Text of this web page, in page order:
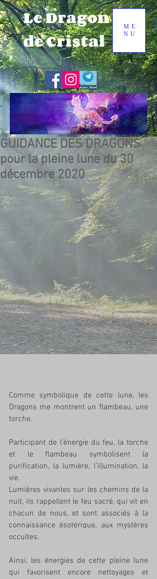
Le Dragon
de Cristal
ME
NU
GUIDANCE DES DRAGONS
pour la pleine lune du 30
décembre 2020
Comme symbolique de cette lune, les
Dragons me montrent un flambeau, une
torche.
Participant de l'énergie du feu, la torche
et le flambeau symbolisent la
purification, la lumière, l’illumination, la
vie.
Lumières vivantes sur les chemins de la
nuit, ils rappellent le feu sacré, qui vit en
chacun de nous, et sont associés à la
connaissance ésotérique, aux mystères
occultes.
Ainsi, les énergies de cette pleine lune
qui favorisent encore nettoyages et